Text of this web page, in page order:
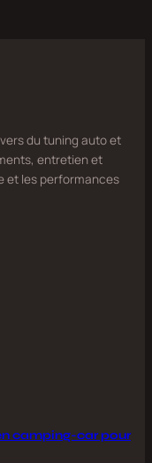
du tuning auto et
entretien et
et les performances
camping-car pour